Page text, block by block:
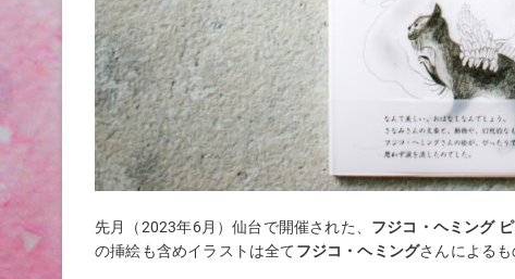
先月（2023年6月）仙台で開催された、 フジコ・ヘミング
の挿絵も含めイラストは全てフジコ・ヘミングさんによるも